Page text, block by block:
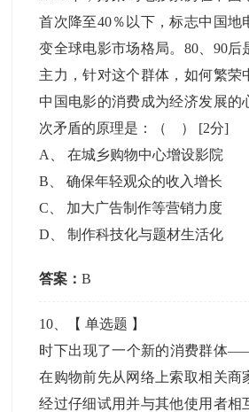
首次降至40％以下，标志中国地
变全球电影市场格局。80、90后
主力，针对这个群体，如何繁荣
中国电影的消费成为经济发展的
次矛盾的原理是：（ ） [2分]
A
、在城乡购物中心增设影院
B 、确保年轻观众的收入增长
C
加大广告制作等营销力度
D 、制作科技化与题材生活化
答案：B
10 、【单选题 】
时下出现了一个新的消费群体
在购物前先从网络上索取相关商
经过仔细试用并与其他使用者相